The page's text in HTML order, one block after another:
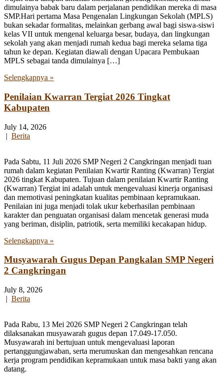
dimulainya babak baru dalam perjalanan pendidikan mereka di masa
SMP.Hari pertama Masa Pengenalan Lingkungan Sekolah (MPLS)
bukan sekadar formalitas, melainkan gerbang awal bagi siswa-siswi
kelas VII untuk mengenal keluarga besar, budaya, dan lingkungan
sekolah yang akan menjadi rumah kedua bagi mereka selama tiga
tahun ke depan. Kegiatan diawali dengan Upacara Pembukaan
MPLS sebagai tanda dimulainya […]
Selengkapnya »
Penilaian Kwarran Tergiat 2026 Tingkat
Kabupaten
July 14, 2026
| Berita
Pada Sabtu, 11 Juli 2026 SMP Negeri 2 Cangkringan menjadi tuan
rumah dalam kegiatan Penilaian Kwartir Ranting (Kwarran) Tergiat
2026 tingkat Kabupaten. Tujuan dalam penilaian Kwartir Ranting
(Kwarran) Tergiat ini adalah untuk mengevaluasi kinerja organisasi
dan memotivasi peningkatan kualitas pembinaan kepramukaan.
Penilaian ini juga menjadi tolak ukur keberhasilan pembinaan
karakter dan penguatan organisasi dalam mencetak generasi muda
yang beriman, disiplin, patriotik, serta memiliki kecakapan hidup.
Selengkapnya »
Musyawarah Gugus Depan Pangkalan SMP Negeri
2 Cangkringan
July 8, 2026
| Berita
Pada Rabu, 13 Mei 2026 SMP Negeri 2 Cangkringan telah
dilaksanakan musyawarah gugus depan 17.049-17.050.
Musyawarah ini bertujuan untuk mengevaluasi laporan
pertanggungjawaban, serta merumuskan dan mengesahkan rencana
kerja program pendidikan kepramukaan untuk masa bakti yang akan
datang.